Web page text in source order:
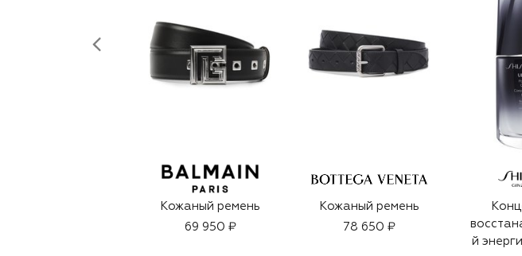
Кожаный ремень
69 950 ₽
Кожаный ремень
78 650 ₽
й